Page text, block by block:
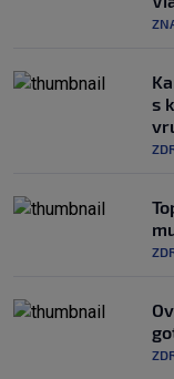
s